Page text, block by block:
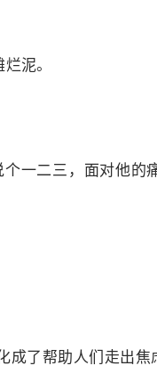
泥。
一二三，面对他
了帮助人们走出焦